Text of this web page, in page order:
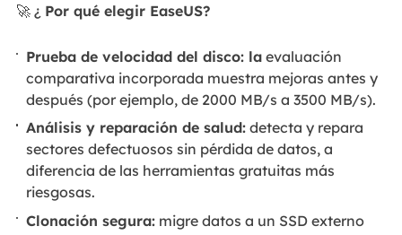
🚀 ¿ Por qué elegir EaseUS?
Prueba de velocidad del disco: la evaluación
comparativa incorporada muestra mejoras antes y
después (por ejemplo, de 2000 MB/s a 3500 MB/s).
Análisis y reparación de salud: detecta y repara
sectores defectuosos sin pérdida de datos, a
diferencia de las herramientas gratuitas más
riesgosas.
Clonación segura: migre datos a un SSD externo